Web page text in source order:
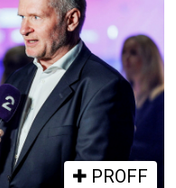
PROFF